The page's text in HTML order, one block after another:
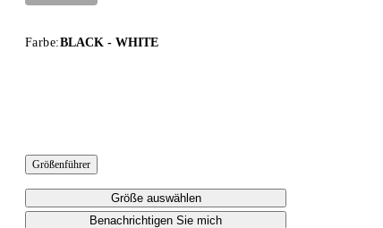
Farbe:BLACK - WHITE
Größenführer
Größe auswählen
Benachrichtigen Sie mich